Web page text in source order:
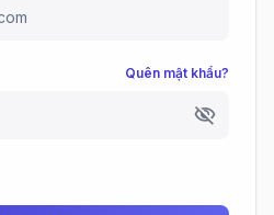
Quên mật khẩu?
visibility_off